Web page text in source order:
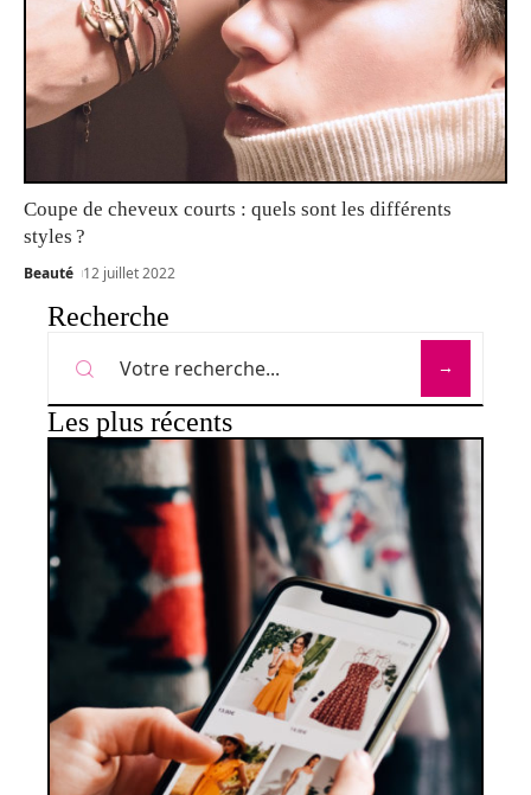
Coupe de cheveux courts : quels sont les différents
styles ?
Beauté 12 juillet 2022
Recherche
Les plus récents